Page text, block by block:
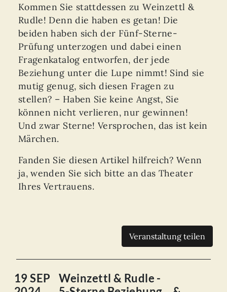
Kommen Sie stattdessen zu Weinzettl &
Rudle! Denn die haben es getan! Die
beiden haben sich der Fünf-Sterne-
Prüfung unterzogen und dabei einen
Fragenkatalog entworfen, der jede
Beziehung unter die Lupe nimmt! Sind sie
mutig genug, sich diesen Fragen zu
stellen? – Haben Sie keine Angst, Sie
können nicht verlieren, nur gewinnen!
Und zwar Sterne! Versprochen, das ist kein
Märchen.
Fanden Sie diesen Artikel hilfreich? Wenn
ja, wenden Sie sich bitte an das Theater
Ihres Vertrauens.
Veranstaltung teilen
19 SEP
Weinzettl & Rudle -